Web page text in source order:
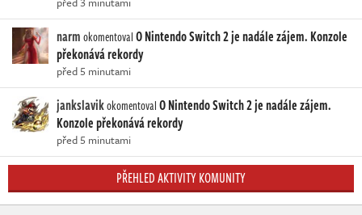
narmokomentovalO Nintendo Switch 2 je nadále zájem. Konzole
překonává rekordy
před 5 minutami
jankslavikokomentovalO Nintendo Switch 2 je nadále zájem.
Konzole překonává rekordy
před 5 minutami
PŘEHLED AKTIVITY KOMUNITY